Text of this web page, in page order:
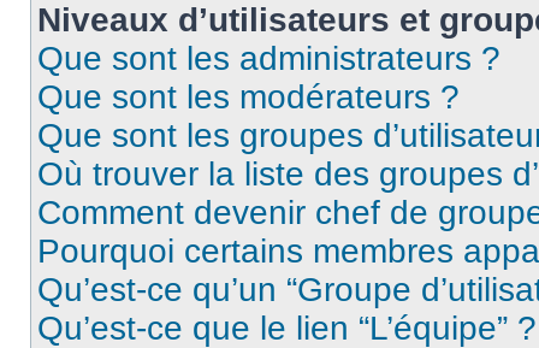
Niveaux d’utilisateurs et
Que sont les administrateurs ?
Que sont les modérateurs ?
Que sont les groupes
Où trouver la liste des groupes
Comment devenir chef de
Pourquoi certains membres
Qu’est-ce qu’un “Groupe
Qu’est-ce que le lien “L’équipe” ?